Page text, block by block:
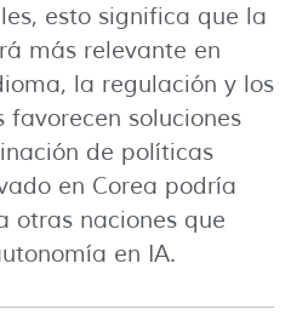
esto significa que la
más relevante en
la regulación y los
favorecen soluciones
de políticas
en Corea podría
otras naciones que
en IA.